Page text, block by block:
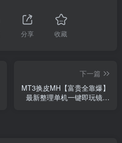
分享 收藏
下一篇
MT3换皮MH【富贵全靠爆】
最新整理单机一键即玩镜像